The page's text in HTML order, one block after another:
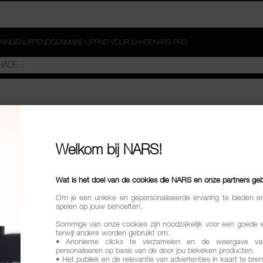
LIPPENOGENMAKE-UPFIND YOUR SHADENARS PRO
Welkom bij NARS!
Wat is het doel van de cookies die NARS en onze partners
Om je een unieke en gepersonaliseerde ervaring te bieden
spelen op jouw behoeften.
Sommige van onze cookies zijn noodzakelijk voor een goede
terwijl andere worden gebruikt om:
• Anonieme clicks te verzamelen en de weergave
personaliseren op basis van de door jou bekeken producten.
• Het publiek en de relevantie van advertenties in kaart te